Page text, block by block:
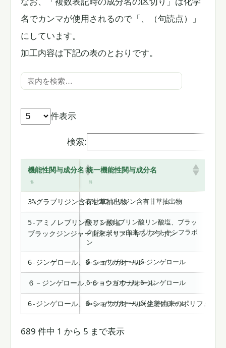
名でカンマが使用されるので「、（句読点）」
にしています。
加工内容は下記の表のとおりです。
件表示
検索:
機能性関与成分名 統一機能性関与成分名
3%グラブリジン含有甘草抽出物3％グラブリジン含有甘草抽出物
5-アミノレブリン酸リン酸塩
ブラックジンジャー由来ポリメトキシフラボン
5-アミノレブリン酸リン酸塩、ブラッ
クジンジャー由来ポリメトキシフラボ
ン
6-ジンゲロール、6-ショウガオール
6-ショウガオール,6-ジンゲロール
６－ジンゲロール、６－ショウガオール
6-ショウガオール,6-ジンゲロール
6-ジンゲロール、6-ショウガオール(生姜由来のポリフェノ
6-ショウガオール,6-ジンゲロール
689 件中 1 から 5 まで表示